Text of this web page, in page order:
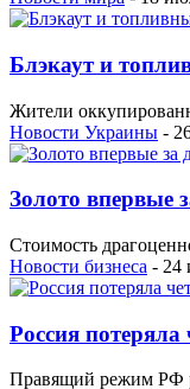
Блэкаут и
Жители
Новости Украины -
Золото впервые
Стоимость
Новости бизнеса - 24
Россия
Правящий режим РФ